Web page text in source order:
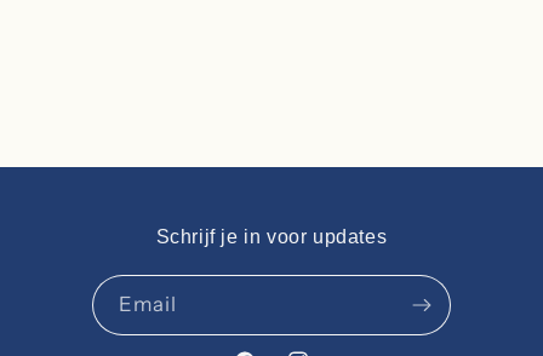
Schrijf je in voor updates
Email